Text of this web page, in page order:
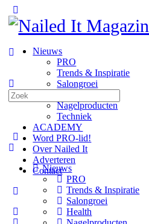
Side
Panel
Nieuws
PRO
Trends & Inspiratie
Salongroei
Nagelproducten
Techniek
ACADEMY
Word PRO-lid!
Over Nailed It
Adverteren
Contact
options
Zoeken
naar:
Nieuws
PRO
Trends & Inspiratie
Salongroei
Health